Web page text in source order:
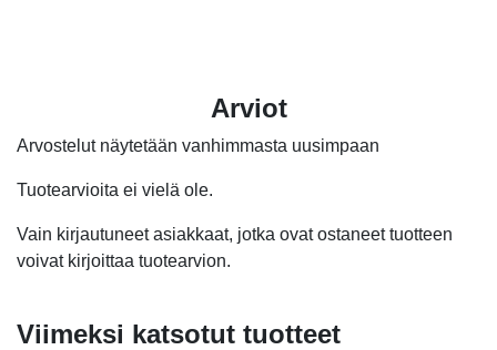
Arviot
Arvostelut näytetään vanhimmasta uusimpaan
Tuotearvioita ei vielä ole.
Vain kirjautuneet asiakkaat, jotka ovat ostaneet tuotteen
voivat kirjoittaa tuotearvion.
Viimeksi katsotut tuotteet